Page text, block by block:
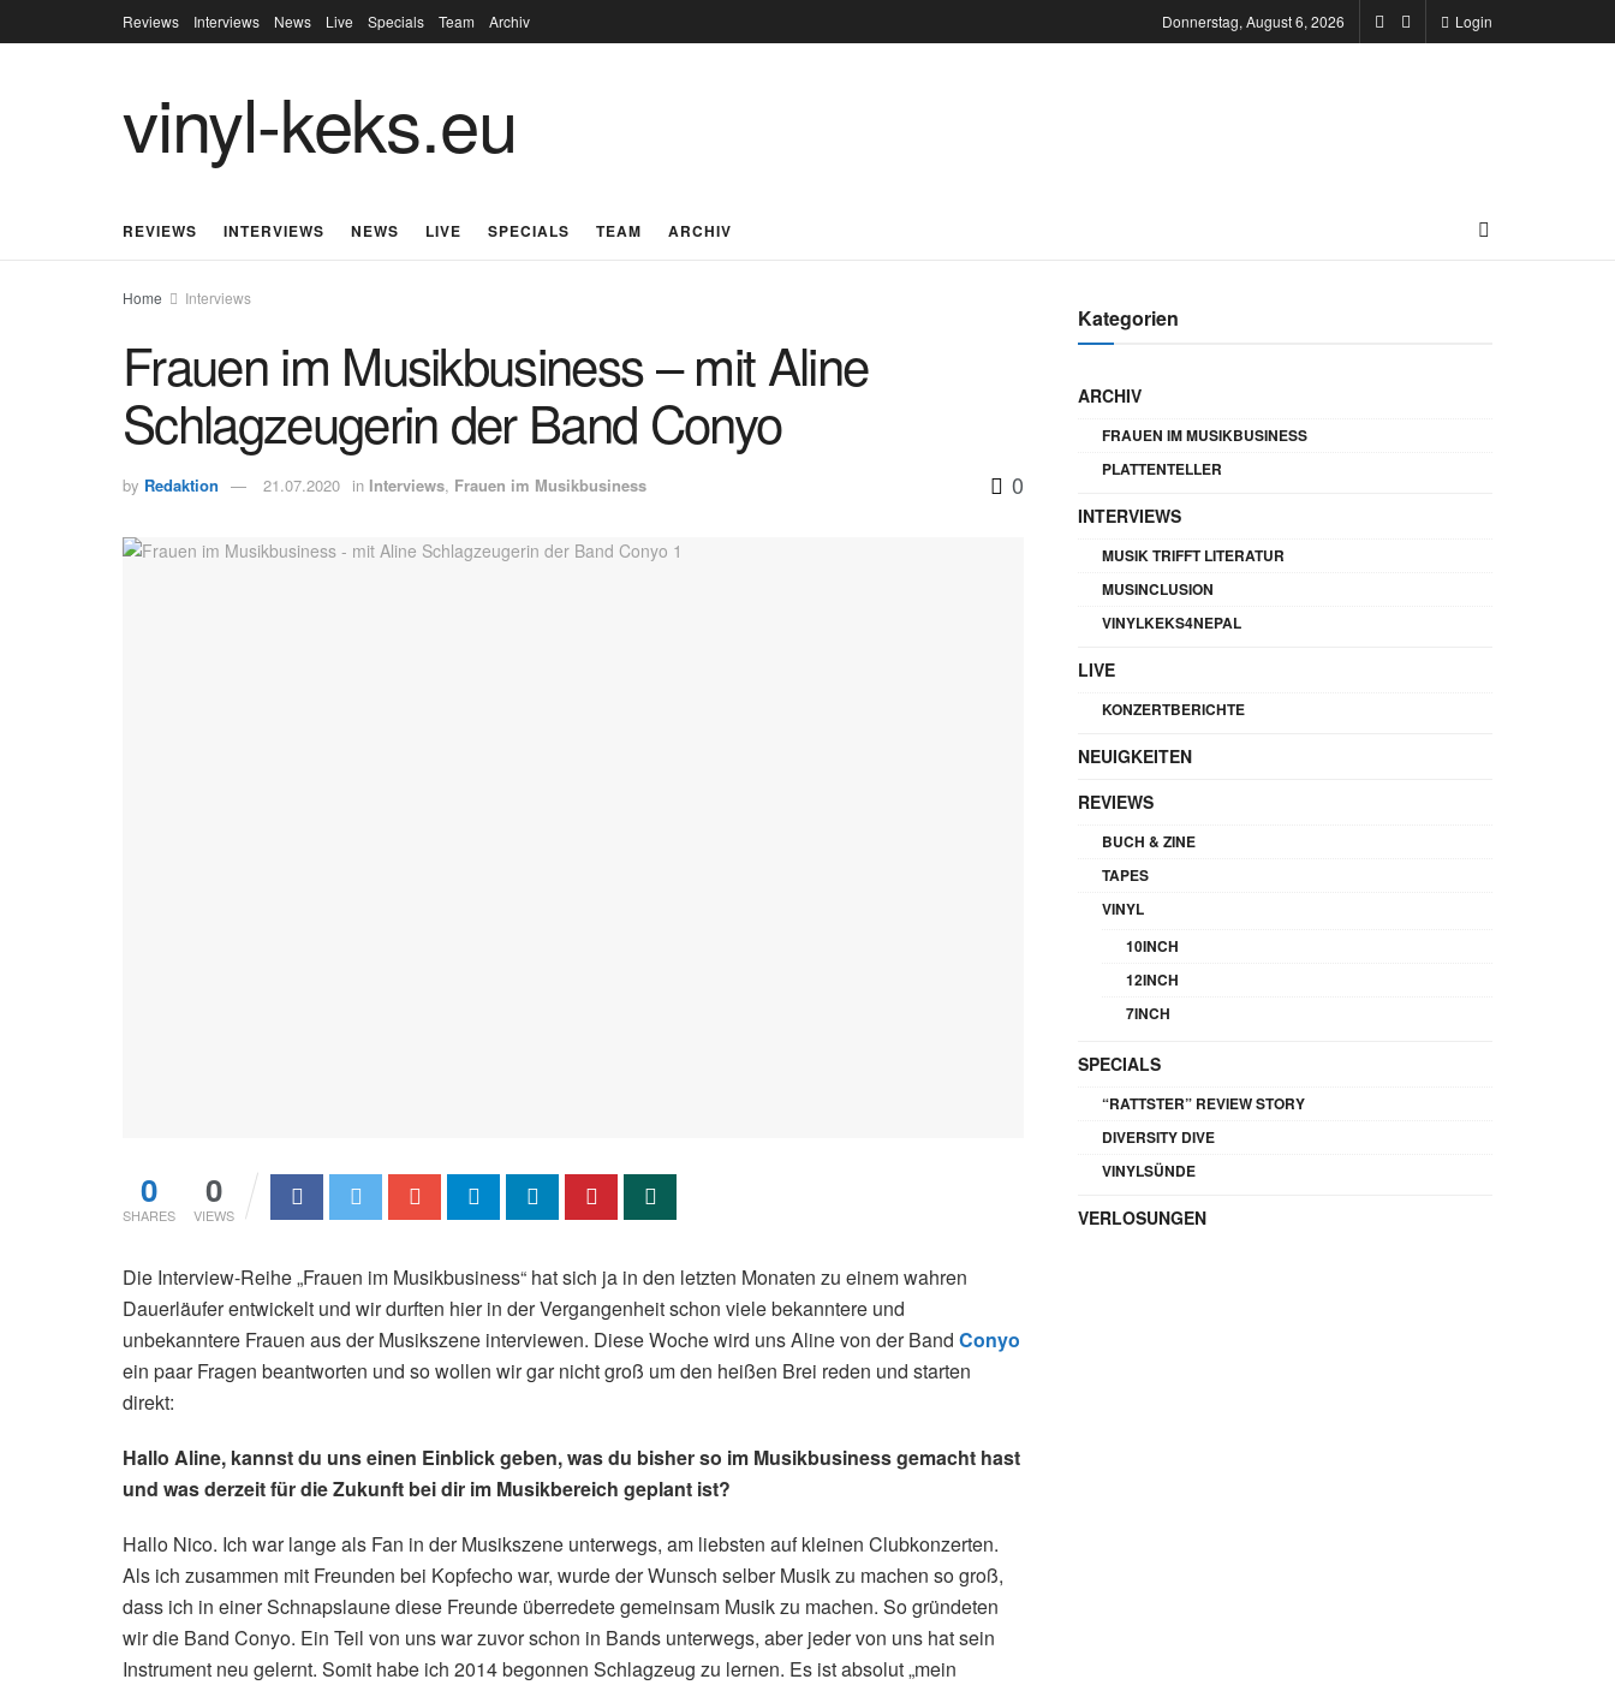
Reviews Interviews News Live Specials Team Archiv Donnerstag, August 6, 2026 Login
vinyl-keks.eu
REVIEWS INTERVIEWS NEWS LIVE SPECIALS TEAM ARCHIV
Home Interviews
Frauen im Musikbusiness – mit Aline
Schlagzeugerin der Band Conyo
by Redaktion 21.07.2020 in Interviews, Frauen im Musikbusiness 0
0
SHARES
0
VIEWS
Die Interview-Reihe „Frauen im Musikbusiness“ hat sich ja in den letzten Monaten zu einem wahren
Dauerläufer entwickelt und wir durften hier in der Vergangenheit schon viele bekanntere und
unbekanntere Frauen aus der Musikszene interviewen. Diese Woche wird uns Aline von der Band Conyo
ein paar Fragen beantworten und so wollen wir gar nicht groß um den heißen Brei reden und starten
direkt:
Hallo Aline, kannst du uns einen Einblick geben, was du bisher so im Musikbusiness gemacht hast
und was derzeit für die Zukunft bei dir im Musikbereich geplant ist?
Hallo Nico. Ich war lange als Fan in der Musikszene unterwegs, am liebsten auf kleinen Clubkonzerten.
Als ich zusammen mit Freunden bei Kopfecho war, wurde der Wunsch selber Musik zu machen so groß,
dass ich in einer Schnapslaune diese Freunde überredete gemeinsam Musik zu machen. So gründeten
wir die Band Conyo. Ein Teil von uns war zuvor schon in Bands unterwegs, aber jeder von uns hat sein
Instrument neu gelernt. Somit habe ich 2014 begonnen Schlagzeug zu lernen. Es ist absolut „mein
Kategorien
ARCHIV
FRAUEN IM MUSIKBUSINESS
PLATTENTELLER
INTERVIEWS
MUSIK TRIFFT LITERATUR
MUSINCLUSION
VINYLKEKS4NEPAL
LIVE
KONZERTBERICHTE
NEUIGKEITEN
REVIEWS
BUCH & ZINE
TAPES
VINYL
10INCH
12INCH
7INCH
SPECIALS
“RATTSTER” REVIEW STORY
DIVERSITY DIVE
VINYLSÜNDE
VERLOSUNGEN